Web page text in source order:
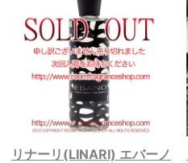
リナーリ(LINARI) エバーノ